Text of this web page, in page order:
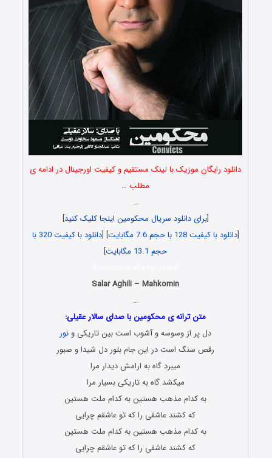
دانلود رایگان موزیک با لینک مستقیم و کیفیت اورجینال در ادامه ی
مطلب …
…
[برای دانلود سریال محکومین اینجا کلیک کنید]
[دانلود با کیفیت 128 با حجم 7.6 مگابایت ] [
دانلود با کیفیت 320 با
حجم 13.1 مگابایت
]
Salar Aghili – Mahkomin
…
متن ترانه ی محکومین با صدای سالار عقیلی:
دل پر از وسوسه و آشوب است بین تاریکی و نور
رقص سنگ است در این جام بلور دل شیدا و صبور
میبرد گاه به ارامش دیدار مرا
میکشد گاه به تاریکی بسیار مرا
به کدام مذهب هستین به کدام ملت هستین
که کشند عاشقی را که تو عاشقم چرایی
به کدام مذهب هستین به کدام ملت هستین
که کشند عاشقی را که تو عاشقم چرایی